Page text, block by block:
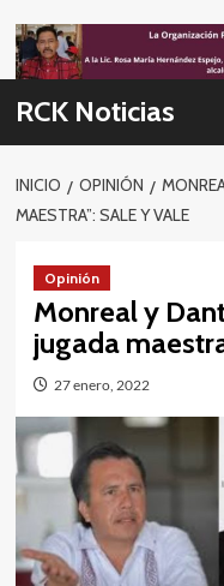
to
content
RCK Noticias
INICIO OPINIÓN
MAESTRA”: SALE Y VALE
Opinión
Monreal y
jugada
27 enero, 2022